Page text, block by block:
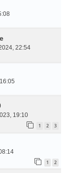
22:54
19:10
1 2 3
1 2